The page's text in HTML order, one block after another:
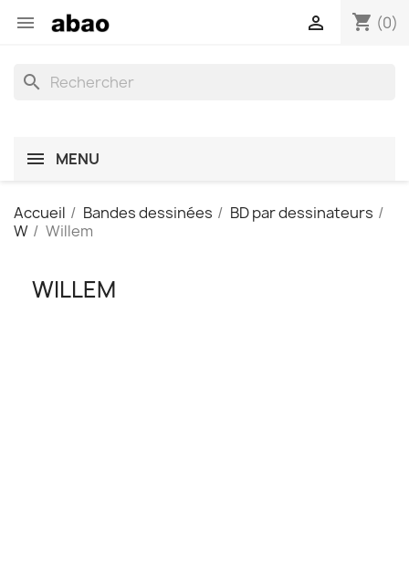
 shopping_cart (0)

search
MENU
Accueil Bandes dessinées
BD par dessinateurs
W
Willem
WILLEM